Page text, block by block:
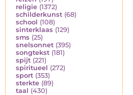
religie (1372)
schilderkunst (68)
school (108)
sinterklaas (129)
sms (25)
snelsonnet (395)
songtekst (181)
spijt (221)
spiritueel (272)
sport (353)
sterkte (89)
taal (430)